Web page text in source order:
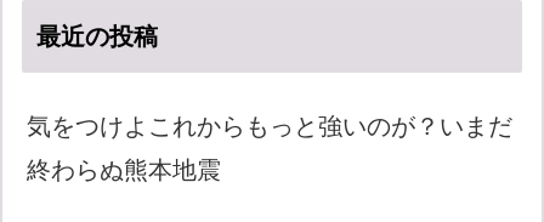
最近の投稿
気をつけよこれからもっと強いのが？いまだ
終わらぬ熊本地震